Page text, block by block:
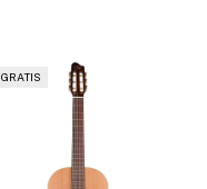
GRATIS